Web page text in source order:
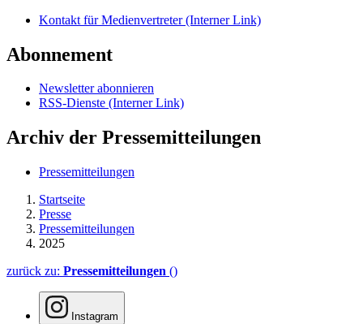
Kontakt für Medienvertreter(Interner Link)
Abonnement
Newsletter abonnieren
RSS-Dienste (Interner Link)
Archiv der Pressemitteilungen
Pressemitteilungen
Startseite
Presse
Pressemitteilungen
2025
zurück zu: Pressemitteilungen ()
Instagram